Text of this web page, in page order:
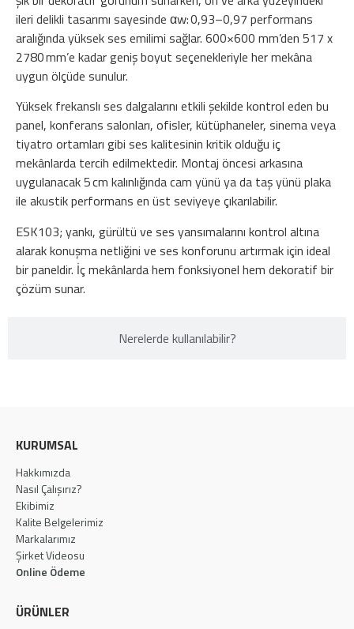
Nerelerde kullanılabilir?​
ileri delikli tasarımı sayesinde αw: 0,93–0,97 performans
aralığında yüksek ses emilimi sağlar. 600×600 mm’den 517 x
2780 mm’e kadar geniş boyut seçenekleriyle her mekâna
uygun ölçüde sunulur.
Yüksek frekanslı ses dalgalarını etkili şekilde kontrol eden bu
panel, konferans salonları, ofisler, kütüphaneler, sinema veya
tiyatro ortamları gibi ses kalitesinin kritik olduğu iç
mekânlarda tercih edilmektedir. Montaj öncesi arkasına
uygulanacak 5 cm kalınlığında cam yünü ya da taş yünü plaka
ile akustik performans en üst seviyeye çıkarılabilir.
ESK103; yankı, gürültü ve ses yansımalarını kontrol altına
alarak konuşma netliğini ve ses konforunu artırmak için ideal
bir paneldir. İç mekânlarda hem fonksiyonel hem dekoratif bir
çözüm sunar.
KURUMSAL
Hakkımızda
Nasıl Çalışırız?
Ekibimiz
Kalite Belgelerimiz
Markalarımız
Şirket Videosu
Online Ödeme
ÜRÜNLER